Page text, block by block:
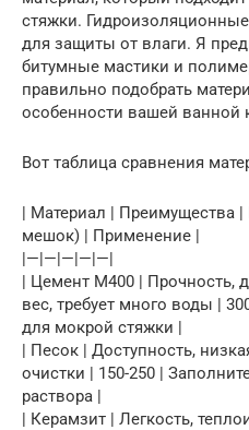
стяжки.
для защиты от влаги. Я
битумные мастики и
правильно подобрать
особенности вашей
Вот таблица сравнения
| Материал | Преимущества
мешок) | Применение |
|—|—|—|—|—|
| Цемент М400 | Прочность,
вес, требует много воды |
для мокрой стяжки |
| Песок | Доступность,
очистки | 150-250 |
раствора |
| Керамзит | Легкость,